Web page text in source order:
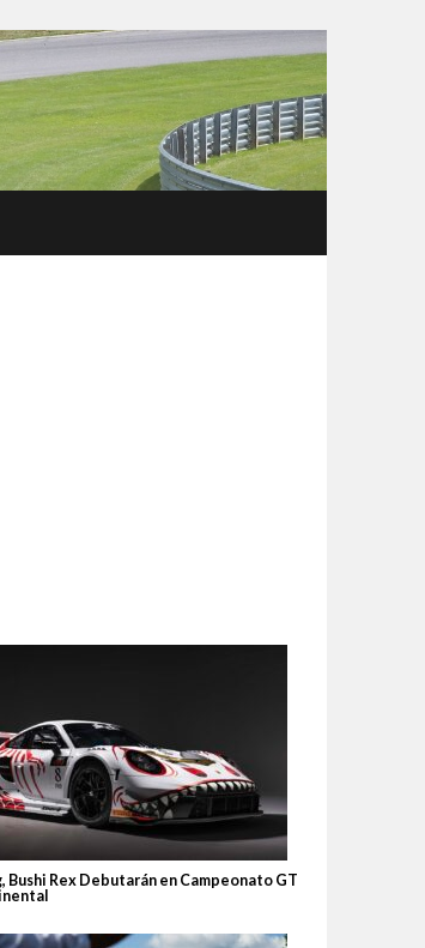
Bushi Rex Debutarán en Campeonato GT